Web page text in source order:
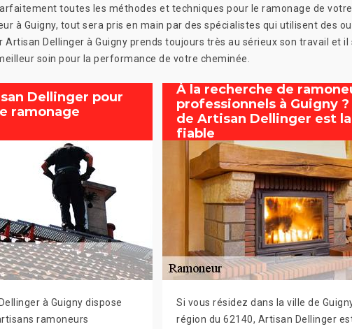
toutes les méthodes et techniques pour le ramonage de
à Guigny, tout sera pris en main par des spécialistes qui utilisent des
Dellinger à Guigny prends toujours très au sérieux son travail et il
soin pour la performance de votre cheminée.
Dellinger pour
ramonage
à Guigny dispose
ramoneurs
À la recherche de
professionnels à Guigny ?
de Artisan Dellinger est
fiable
Si vous résidez dans la ville de
région du 62140, Artisan Dellinger